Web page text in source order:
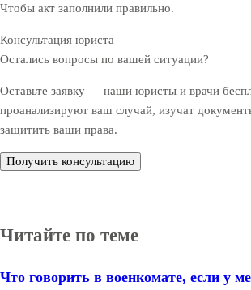
Чтобы акт заполнили правильно.
Консультация юриста
Остались вопросы по вашей ситуации?
Оставьте заявку — наши юристы и врачи
проанализируют ваш случай, изучат
защитить ваши права.
Получить консультацию
Читайте по теме
Что говорить в военкомате, если у